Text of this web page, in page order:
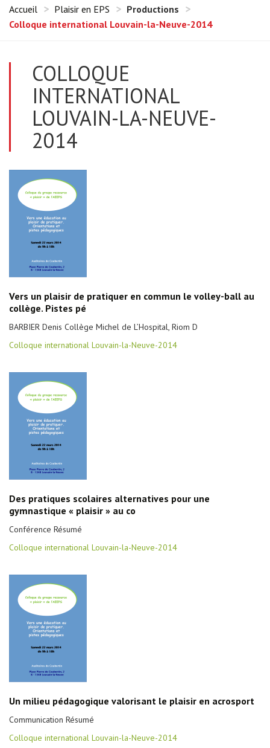
Accueil Plaisir en EPS
Productions
Colloque international Louvain-la-Neuve-2014
COLLOQUE
INTERNATIONAL
LOUVAIN-LA-NEUVE-
2014
Vers un plaisir de pratiquer en commun le volley-ball au
collège. Pistes pé
BARBIER Denis Collège Michel de L’Hospital, Riom D
Colloque international Louvain-la-Neuve-2014
Des pratiques scolaires alternatives pour une
gymnastique « plaisir » au co
Conférence Résumé
Colloque international Louvain-la-Neuve-2014
Un milieu pédagogique valorisant le plaisir en acrosport
Communication Résumé
Colloque international Louvain-la-Neuve-2014